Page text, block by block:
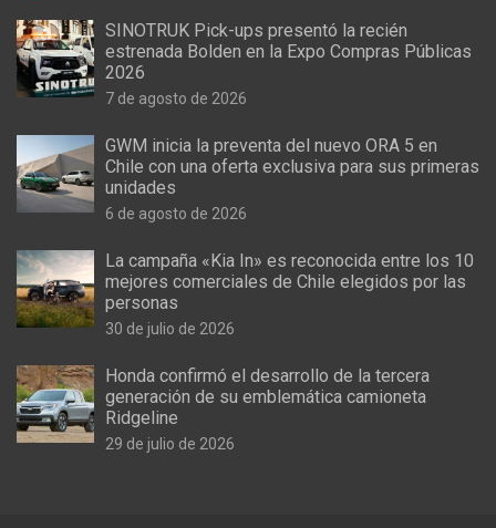
SINOTRUK Pick-ups presentó la recién
estrenada Bolden en la Expo Compras Públicas
2026
7 de agosto de 2026
GWM inicia la preventa del nuevo ORA 5 en
Chile con una oferta exclusiva para sus primeras
unidades
6 de agosto de 2026
La campaña «Kia In» es reconocida entre los 10
mejores comerciales de Chile elegidos por las
personas
30 de julio de 2026
Honda confirmó el desarrollo de la tercera
generación de su emblemática camioneta
Ridgeline
29 de julio de 2026